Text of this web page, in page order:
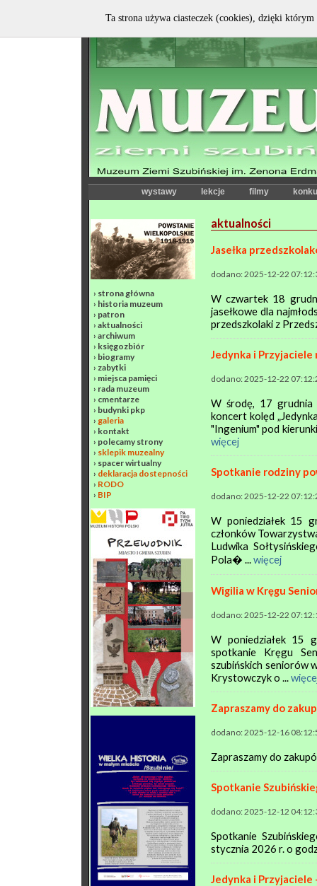
wystawy lekcje filmy
› strona główna
› historia muzeum
› patron
› aktualności
› archiwum
› księgozbiór
› biogramy
› zabytki
› miejsca pamięci
› rada muzeum
› cmentarze
› budynki pkp
› galeria
› kontakt
› polecamy strony
› sklepik muzealny
› spacer wirtualny
› deklaracja dostepności
› RODO
› BIP
aktualności
Jasełka
dodano: 2025-12-22
W czwartek 18
jasełkowe dla
przedszkolaki z
Jedynka i
dodano: 2025-12-22
W środę, 17 grudnia
koncert kolęd
"Ingenium" pod
więcej
Spotkanie rodziny
dodano: 2025-12-22
W poniedziałek 15
członków
Ludwika
Pola� ...więcej
Wigilia w Kręgu
dodano: 2025-12-22
W poniedziałek 15
spotkanie Kręgu
szubińskich seniorów
Krystowczyk o ...
Zapraszamy do
dodano: 2025-12-16
Zapraszamy do
Spotkanie
dodano: 2025-12-12
Spotkanie
stycznia 2026 r. o
Jedynka i
Ta strona używa ciasteczek (cookies), dzięki